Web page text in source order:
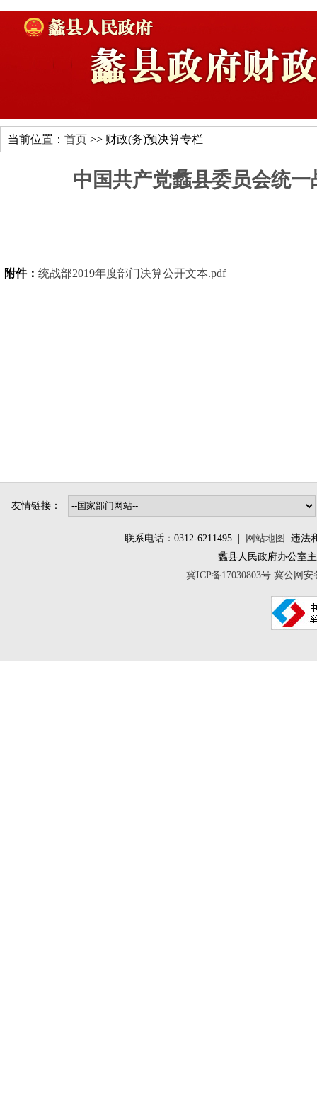
当前位置： 首页 >> 财政(务)预决算专栏
中国共产党蠡县委员会统
附件： 统战部2019年度部门决算公开文本.pdf
友情链接：
联系电话：0312-6211495 | 网站地图
违法
蠡县人民政府办公
冀ICP备17030803号 冀公网安